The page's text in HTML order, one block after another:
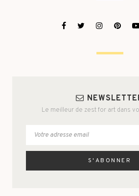
Le meilleur de zest for art dans